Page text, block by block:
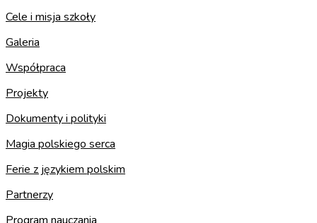
Cele i misja szkoły
Galeria
Współpraca
Projekty
Dokumenty i polityki
Magia polskiego serca
Ferie z językiem polskim
Partnerzy